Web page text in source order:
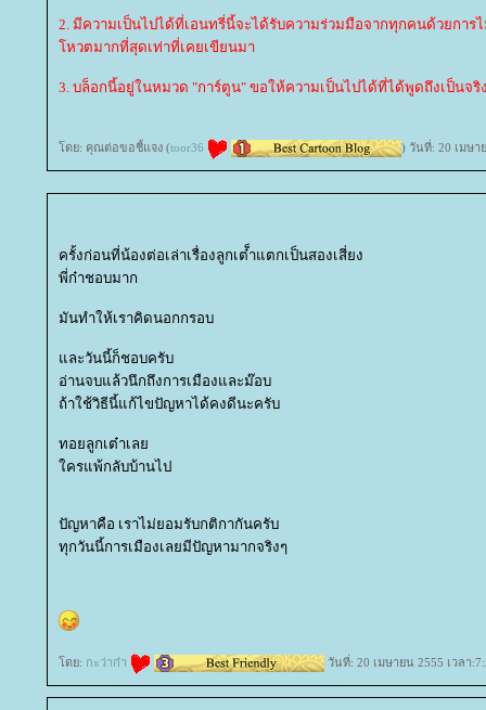
2. มีความเป็นไปได้ที่เอนทรี่นี้จะได้รับความร่วมมือจากทุกคนด้วยการ
หวตมากที่สุดเท่าที่เคยเขียนมา
3. บล็อกนี้อยู่ในหมวด "การ์ตูน" ขอให้ความเป็นไปได้ที่ได้พูดถึงเป็นจริ
ดย: คุณต่อขอชี้แจง (toor36 ) วันที่: 20 เมษา
ครั้งก่อนที่น้องต่อเล่าเรื่องลูกเต๋็าแตกเป็นสองเสี่ยง
พี่ก๋าชอบมาก
มันทำให้เราคิดนอกกรอบ
ละวันนี้ก็ชอบครับ
อ่านจบแล้วนึกถึงการเมืองและม๊อบ
ถ้าใช้วิธีนี้แก้ไขปัญหาได้คงดีนะครับ
ทอยลูกเต๋าเล
ครแพ้กลับบ้านไป
ปัญหาคือ เราไม่ยอมรับกติกากันครับ
ทุกวันนี้การเมืองเลยมีปัญหามากจริงๆ
ดย: กะว่าก๋า วันที่: 20 เมษายน 2555 เวลา